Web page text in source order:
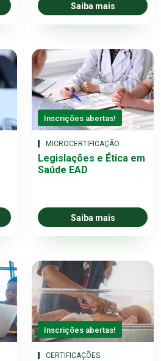
Saiba mais
Inscrições abertas!
MICROCERTIFICAÇÃO
Legislações e Ética em
Saúde EAD
Saiba mais
Inscrições abertas!
CERTIFICAÇÕES